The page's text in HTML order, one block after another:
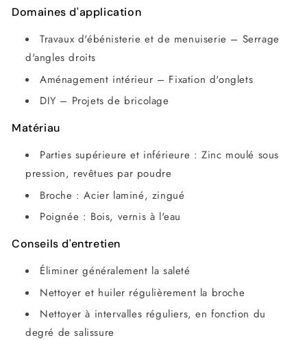
Domaines d'application
Travaux d'ébénisterie et de menuiserie – Serrage
d'angles droits
Aménagement intérieur – Fixation d'onglets
DIY – Projets de bricolage
Matériau
Parties supérieure et inférieure : Zinc moulé sous
pression, revêtues par poudre
Broche : Acier laminé, zingué
Poignée : Bois, vernis à l'eau
Conseils d'entretien
Éliminer généralement la saleté
Nettoyer et huiler régulièrement la broche
Nettoyer à intervalles réguliers, en fonction du
degré de salissure